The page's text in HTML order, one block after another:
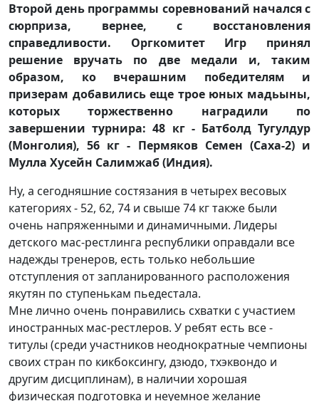
Второй день программы соревнований начался с
сюрприза, вернее, с восстановления
справедливости. Оргкомитет Игр принял
решение вручать по две медали и, таким
образом, ко вчерашним победителям и
призерам добавились еще трое юных мадьыны,
которых торжественно наградили по
завершении турнира: 48 кг - Батболд Тугулдур
(Монголия), 56 кг - Пермяков Семен (Саха-2) и
Мулла Хусейн Салимжаб (Индия).
Ну, а сегодняшние состязания в четырех весовых
категориях - 52, 62, 74 и свыше 74 кг также были
очень напряженными и динамичными. Лидеры
детского мас-рестлинга республики оправдали все
надежды тренеров, есть только небольшие
отступления от запланированного расположения
якутян по ступенькам пьедестала.
Мне лично очень понравились схватки с участием
иностранных мас-рестлеров. У ребят есть все -
титулы (среди участников неоднократные чемпионы
своих стран по кикбоксингу, дзюдо, тхэквондо и
другим дисциплинам), в наличии хорошая
физическая подготовка и неуемное желание